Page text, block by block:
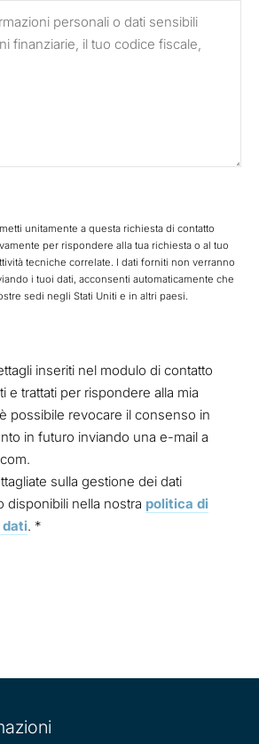
unitamente a questa richiesta di contatto
per rispondere alla tua richiesta o al tuo
tecniche correlate. I dati forniti non verranno
i tuoi dati, acconsenti automaticamente che
sedi negli Stati Uniti e in altri paesi.
inseriti nel modulo di contatto
e trattati per rispondere alla mia
possibile revocare il consenso in
in futuro inviando una e-mail a
sulla gestione dei dati
disponibili nella nostra politica di
dati. *